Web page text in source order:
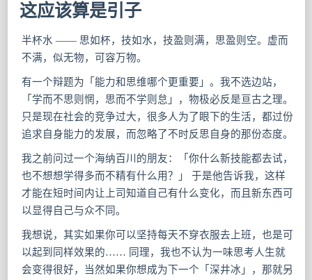
这应该算是引子
半杯水 —— 思如杯，技如水，技盈则满，思盈则空。虚而
不满，似无物，可容万物。
有一个辩题为「能力和思维哪个更重要」。我不选边站，
「学而不思则惘，思而不学则怠」，物极必反是亘古之理。
只是现在社会的竞争过大，很多人为了眼下的生活，都过份
追求自身能力的发展，而忽略了不时反思自身的那份态度。
我之前问过一个海纳百川的朋友：「你什么新技能都去试，
也不想想学得多而不精有什么用？」 于是他告诉我，这样
才能在短时间内让上司知道自己有什么变化，而且新东西可
以显得自己与众不同。
我想说，其实如果你可以坚持每天不穿衣服去上班，也是可
以起到同样效果的…… 同理，我也不认为一味思考人生就
会变得很好，当然如果你想成为下一个「深井冰」，那就另